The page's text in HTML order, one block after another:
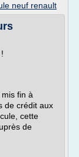
neuf renault
fin à
de crédit aux
cette
de